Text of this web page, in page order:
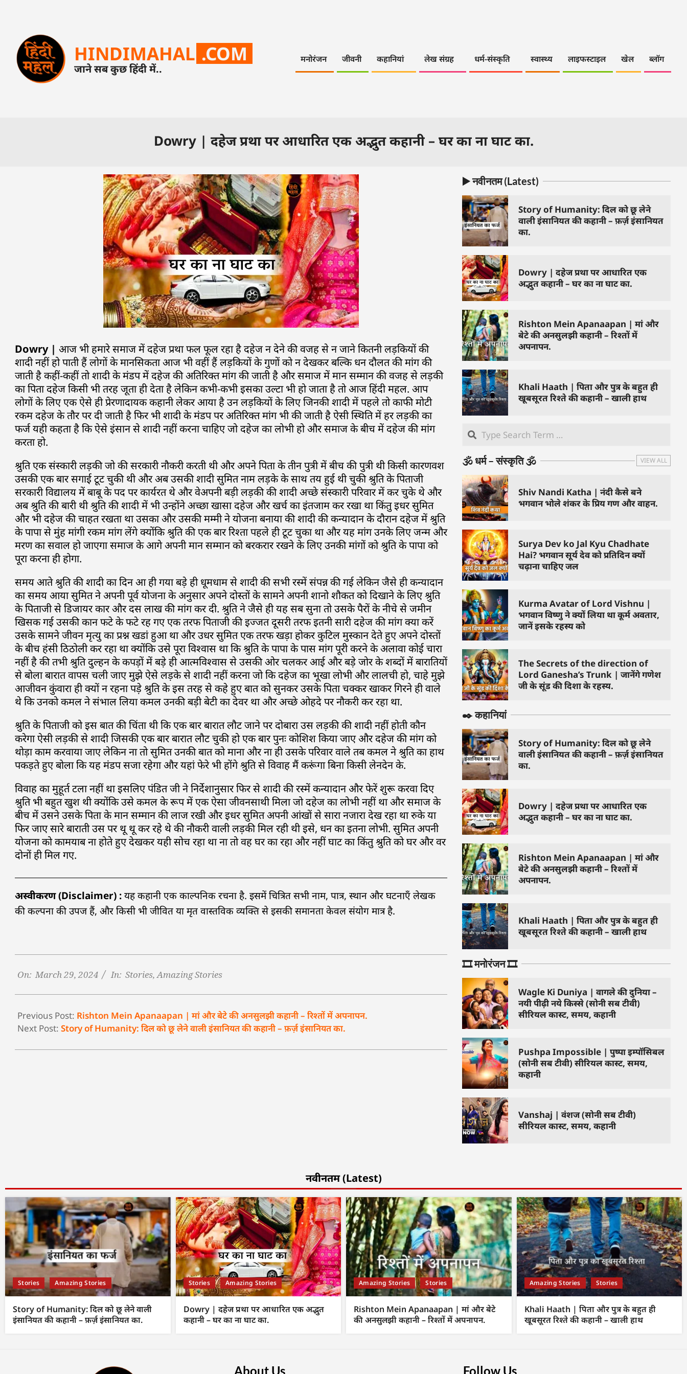
HINDIMAHAL .COM
जाने सब कुछ हिंदी में..
मनोरंजन जीवनी कहानियां लेख संग्रह धर्म-संस्कृति स्वास्थ्य लाइफस्टाइल खेल ब्लॉग
Dowry | दहेज प्रथा पर आधारित एक अद्भुत कहानी – घर का ना घाट का.
Dowry | आज भी हमारे समाज में दहेज प्रथा फल फूल रहा है दहेज न देने की वजह से न जाने कितनी लड़कियों की
शादी नहीं हो पाती हैं लोगों के मानसिकता आज भी वहीं हैं लड़कियों के गुणों को न देखकर बल्कि धन दौलत की मांग की
जाती है कहीं-कहीं तो शादी के मंडप में दहेज की अतिरिक्त मांग की जाती है और समाज में मान सम्मान की वजह से लड़की
का पिता दहेज किसी भी तरह जूता ही देता है लेकिन कभी-कभी इसका उल्टा भी हो जाता है तो आज हिंदी महल. आप
लोगों के लिए एक ऐसे ही प्रेरणादायक कहानी लेकर आया है उन लड़कियों के लिए जिनकी शादी में पहले तो काफी मोटी
रकम दहेज के तौर पर दी जाती है फिर भी शादी के मंडप पर अतिरिक्त मांग भी की जाती है ऐसी स्थिति में हर लड़की का
फर्ज यही कहता है कि ऐसे इंसान से शादी नहीं करना चाहिए जो दहेज का लोभी हो और समाज के बीच में दहेज की मांग
करता हो.
श्रुति एक संस्कारी लड़की जो की सरकारी नौकरी करती थी और अपने पिता के तीन पुत्री में बीच की पुत्री थी किसी कारणवश
उसकी एक बार सगाई टूट चुकी थी और अब उसकी शादी सुमित नाम लड़के के साथ तय हुई थी चुकी श्रुति के पिताजी
सरकारी विद्यालय में बाबू के पद पर कार्यरत थे और वेअपनी बड़ी लड़की की शादी अच्छे संस्कारी परिवार में कर चुके थे और
अब श्रुति की बारी थी श्रुति की शादी में भी उन्होंने अच्छा खासा दहेज और खर्च का इंतजाम कर रखा था किंतु इधर सुमित
और भी दहेज की चाहत रखता था उसका और उसकी मम्मी ने योजना बनाया की शादी की कन्यादान के दौरान दहेज में श्रुति
के पापा से मुंह मांगी रकम मांग लेंगे क्योंकि श्रुति की एक बार रिश्ता पहले ही टूट चुका था और यह मांग उनके लिए जन्म और
मरण का सवाल हो जाएगा समाज के आगे अपनी मान सम्मान को बरकरार रखने के लिए उनकी मांगों को श्रुति के पापा को
पूरा करना ही होगा.
समय आते श्रुति की शादी का दिन आ ही गया बड़े ही धूमधाम से शादी की सभी रस्में संपन्न की गई लेकिन जैसे ही कन्यादान
का समय आया सुमित ने अपनी पूर्व योजना के अनुसार अपने दोस्तों के सामने अपनी शानो शौकत को दिखाने के लिए श्रुति
के पिताजी से डिजायर कार और दस लाख की मांग कर दी. श्रुति ने जैसे ही यह सब सुना तो उसके पैरों के नीचे से जमीन
खिसक गई उसकी कान फटे के फटे रह गए एक तरफ पिताजी की इज्जत दूसरी तरफ इतनी सारी दहेज की मांग क्या करें
उसके सामने जीवन मृत्यु का प्रश्न खडां हुआ था और उधर सुमित एक तरफ खड़ा होकर कुटिल मुस्कान देते हुए अपने दोस्तों
के बीच हंसी ठिठोली कर रहा था क्योंकि उसे पूरा विश्वास था कि श्रुति के पापा के पास मांग पूरी करने के अलावा कोई चारा
नहीं है की तभी श्रुति दुल्हन के कपड़ों में बड़े ही आत्मविश्वास से उसकी ओर चलकर आई और बड़े जोर के शब्दों में बारातियों
से बोला बारात वापस चली जाए मुझे ऐसे लड़के से शादी नहीं करना जो कि दहेज का भूखा लोभी और लालची हो, चाहे मुझे
आजीवन कुंवारा ही क्यों न रहना पड़े श्रुति के इस तरह से कहे हुए बात को सुनकर उसके पिता चक्कर खाकर गिरने ही वाले
थे कि उनको कमल ने संभाल लिया कमल उनकी बड़ी बेटी का देवर था और अच्छे ओहदे पर नौकरी कर रहा था.
श्रुति के पिताजी को इस बात की चिंता थी कि एक बार बारात लौट जाने पर दोबारा उस लड़की की शादी नहीं होती कौन
करेगा ऐसी लड़की से शादी जिसकी एक बार बारात लौट चुकी हो एक बार पुनः कोशिश किया जाए और दहेज की मांग को
थोड़ा काम करवाया जाए लेकिन ना तो सुमित उनकी बात को माना और ना ही उसके परिवार वाले तब कमल ने श्रुति का हाथ
पकड़ते हुए बोला कि यह मंडप सजा रहेगा और यहां फेरे भी होंगे श्रुति से विवाह मैं करूंगा बिना किसी लेनदेन के.
विवाह का मुहूर्त टला नहीं था इसलिए पंडित जी ने निर्देशानुसार फिर से शादी की रस्में कन्यादान और फेरें शुरू करवा दिए
श्रुति भी बहुत खुश थी क्योंकि उसे कमल के रूप में एक ऐसा जीवनसाथी मिला जो दहेज का लोभी नहीं था और समाज के
बीच में उसने उसके पिता के मान सम्मान की लाज रखी और इधर सुमित अपनी आंखों से सारा नजारा देख रहा था रुके या
फिर जाए सारे बाराती उस पर थू थू कर रहे थे की नौकरी वाली लड़की मिल रही थी इसे, धन का इतना लोभी. सुमित अपनी
योजना को कामयाब ना होते हुए देखकर यही सोच रहा था ना तो वह घर का रहा और नहीं घाट का किंतु श्रुति को घर और वर
दोनों ही मिल गए.
अस्वीकरण (Disclaimer) :यह कहानी एक काल्पनिक रचना है. इसमें चित्रित सभी नाम, पात्र, स्थान और घटनाएँ लेखक
की कल्पना की उपज हैं, और किसी भी जीवित या मृत वास्तविक व्यक्ति से इसकी समानता केवल संयोग मात्र है.
On: March 29, 2024 In: Stories,Amazing Stories
Previous Post: Rishton Mein Apanaapan | मां और बेटे की अनसुलझी कहानी – रिश्तों में अपनापन.
Next Post: Story of Humanity: दिल को छू लेने वाली इंसानियत की कहानी – फ़र्ज़ इंसानियत का.
▶️ नवीनतम (Latest)
Story of Humanity: दिल को छू लेने
वाली इंसानियत की कहानी – फ़र्ज़ इंसानियत
का.
Dowry | दहेज प्रथा पर आधारित एक
अद्भुत कहानी – घर का ना घाट का.
Rishton Mein Apanaapan | मां और
बेटे की अनसुलझी कहानी – रिश्तों में
अपनापन.
Khali Haath | पिता और पुत्र के बहुत ही
खूबसूरत रिश्ते की कहानी – खाली हाथ
🕉️ धर्म – संस्कृति 🕉️ VIEW ALL
Shiv Nandi Katha | नंदी कैसे बने
भगवान भोले शंकर के प्रिय गण और वाहन.
Surya Dev ko Jal Kyu Chadhate
Hai? भगवान सूर्य देव को प्रतिदिन क्यों
चढ़ाना चाहिए जल
Kurma Avatar of Lord Vishnu |
भगवान विष्णु ने क्यों लिया था कूर्म अवतार,
जानें इसके रहस्य को
The Secrets of the direction of
Lord Ganesha’s Trunk | जानेंगे गणेश
जी के सूंड की दिशा के रहस्य.
✒️ कहानियां
Story of Humanity: दिल को छू लेने
वाली इंसानियत की कहानी – फ़र्ज़ इंसानियत
का.
Dowry | दहेज प्रथा पर आधारित एक
अद्भुत कहानी – घर का ना घाट का.
Rishton Mein Apanaapan | मां और
बेटे की अनसुलझी कहानी – रिश्तों में
अपनापन.
Khali Haath | पिता और पुत्र के बहुत ही
खूबसूरत रिश्ते की कहानी – खाली हाथ
🎞️ मनोरंजन 🎞️
Wagle Ki Duniya | वागले की दुनिया –
नयी पीढ़ी नये किस्से (सोनी सब टीवी)
सीरियल कास्ट, समय, कहानी
Pushpa Impossible | पुष्पा इम्पॉसिबल
(सोनी सब टीवी) सीरियल कास्ट, समय,
कहानी
Vanshaj | वंशज (सोनी सब टीवी)
सीरियल कास्ट, समय, कहानी
नवीनतम (Latest)
Stories Amazing Stories
Story of Humanity: दिल को छू लेने वाली
इंसानियत की कहानी – फ़र्ज़ इंसानियत का.
Stories Amazing Stories
Dowry | दहेज प्रथा पर आधारित एक अद्भुत
कहानी – घर का ना घाट का.
Amazing Stories Stories
Rishton Mein Apanaapan | मां और बेटे
की अनसुलझी कहानी – रिश्तों में अपनापन.
Amazing Stories Stories
Khali Haath | पिता और पुत्र के बहुत ही
खूबसूरत रिश्ते की कहानी – खाली हाथ
About Us Follow Us